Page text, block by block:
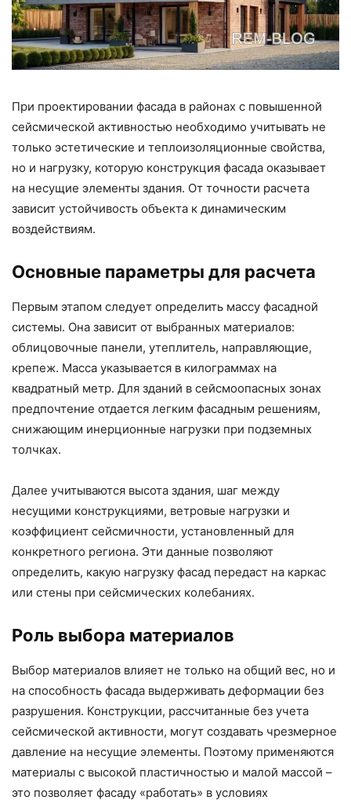
При проектировании фасада в районах с повышенной
сейсмической активностью необходимо учитывать не
только эстетические и теплоизоляционные свойства,
но и нагрузку, которую конструкция фасада оказывает
на несущие элементы здания. От точности расчета
зависит устойчивость объекта к динамическим
воздействиям.
Основные параметры для расчета
Первым этапом следует определить массу фасадной
системы. Она зависит от выбранных материалов:
облицовочные панели, утеплитель, направляющие,
крепеж. Масса указывается в килограммах на
квадратный метр. Для зданий в сейсмоопасных зонах
предпочтение отдается легким фасадным решениям,
снижающим инерционные нагрузки при подземных
толчках.
Далее учитываются высота здания, шаг между
несущими конструкциями, ветровые нагрузки и
коэффициент сейсмичности, установленный для
конкретного региона. Эти данные позволяют
определить, какую нагрузку фасад передаст на каркас
или стены при сейсмических колебаниях.
Роль выбора материалов
Выбор материалов влияет не только на общий вес, но и
на способность фасада выдерживать деформации без
разрушения. Конструкции, рассчитанные без учета
сейсмической активности, могут создавать чрезмерное
давление на несущие элементы. Поэтому применяются
материалы с высокой пластичностью и малой массой –
это позволяет фасаду «работать» в условиях